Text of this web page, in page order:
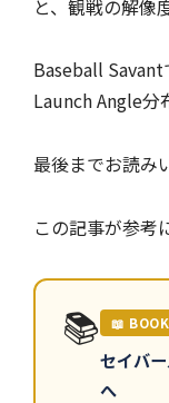
と、観戦の解像
Baseball Savant
Launch Angle分
最後までお読み
この記事が参考
📚 📖 BOOK
セイバ
へ